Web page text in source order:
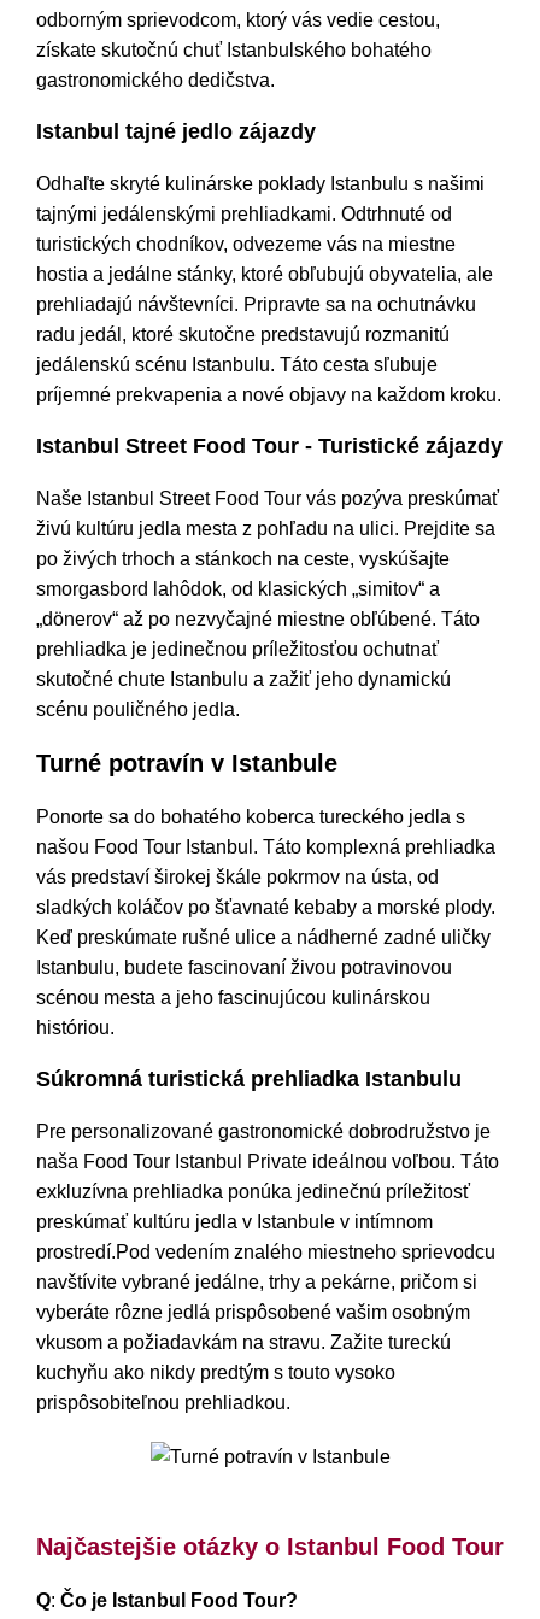
odborným sprievodcom, ktorý vás vedie cestou,
získate skutočnú chuť Istanbulského bohatého
gastronomického dedičstva.
Istanbul tajné jedlo zájazdy
Odhaľte skryté kulinárske poklady Istanbulu s našimi
tajnými jedálenskými prehliadkami. Odtrhnuté od
turistických chodníkov, odvezeme vás na miestne
hostia a jedálne stánky, ktoré obľubujú obyvatelia, ale
prehliadajú návštevníci. Pripravte sa na ochutnávku
radu jedál, ktoré skutočne predstavujú rozmanitú
jedálenskú scénu Istanbulu. Táto cesta sľubuje
príjemné prekvapenia a nové objavy na každom kroku.
Istanbul Street Food Tour - Turistické zájazdy
Naše Istanbul Street Food Tour vás pozýva preskúmať
živú kultúru jedla mesta z pohľadu na ulici. Prejdite sa
po živých trhoch a stánkoch na ceste, vyskúšajte
smorgasbord lahôdok, od klasických „simitov“ a
„dönerov“ až po nezvyčajné miestne obľúbené. Táto
prehliadka je jedinečnou príležitosťou ochutnať
skutočné chute Istanbulu a zažiť jeho dynamickú
scénu pouličného jedla.
Turné potravín v Istanbule
Ponorte sa do bohatého koberca tureckého jedla s
našou Food Tour Istanbul. Táto komplexná prehliadka
vás predstaví širokej škále pokrmov na ústa, od
sladkých koláčov po šťavnaté kebaby a morské plody.
Keď preskúmate rušné ulice a nádherné zadné uličky
Istanbulu, budete fascinovaní živou potravinovou
scénou mesta a jeho fascinujúcou kulinárskou
históriou.
Súkromná turistická prehliadka Istanbulu
Pre personalizované gastronomické dobrodružstvo je
naša Food Tour Istanbul Private ideálnou voľbou. Táto
exkluzívna prehliadka ponúka jedinečnú príležitosť
preskúmať kultúru jedla v Istanbule v intímnom
prostredí.Pod vedením znalého miestneho sprievodcu
navštívite vybrané jedálne, trhy a pekárne, pričom si
vyberáte rôzne jedlá prispôsobené vašim osobným
vkusom a požiadavkám na stravu. Zažite tureckú
kuchyňu ako nikdy predtým s touto vysoko
prispôsobiteľnou prehliadkou.
Najčastejšie otázky o Istanbul Food Tour
Q: Čo je Istanbul Food Tour?